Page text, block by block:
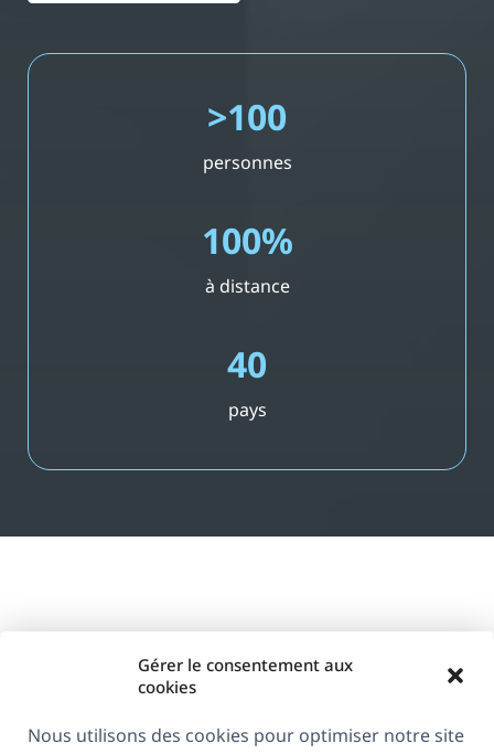
Gérer le consentement aux
cookies
Nous utilisons des cookies pour optimiser notre site
>100
personnes
100%
à distance
40
pays